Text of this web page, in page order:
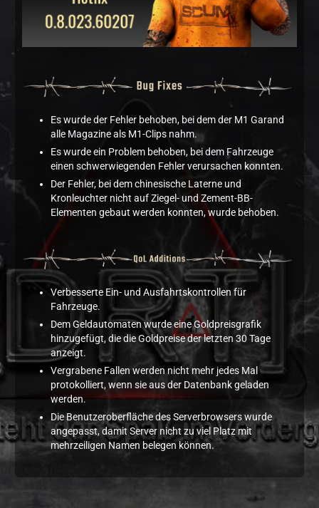
Es wurde der Fehler behoben, bei dem der M1 Garand
alle Magazine als M1-Clips nahm.
Es wurde ein Problem behoben, bei dem Fahrzeuge
einen schwerwiegenden Fehler verursachen konnten.
Der Fehler, bei dem chinesische Laterne und
Kronleuchter nicht auf Ziegel- und Zement-BB-
Elementen gebaut werden konnten, wurde behoben.
Verbesserte Ein- und Ausfahrtskontrollen für
Fahrzeuge.
Dem Geldautomaten wurde eine Goldpreisgrafik
hinzugefügt, die die Goldpreise der letzten 30 Tage
anzeigt.
Vergrabene Fallen werden nicht mehr jedes Mal
protokolliert, wenn sie aus der Datenbank geladen
werden.
Die Benutzeroberfläche des Serverbrowsers wurde
angepasst, damit Server nicht zu viel Platz mit
mehrzeiligen Namen belegen können.